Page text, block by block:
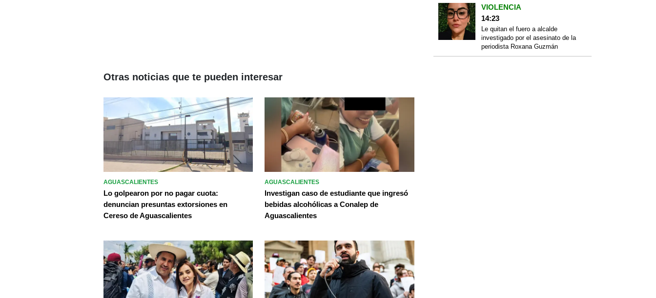
VIOLENCIA
14:23
Le quitan el fuero a alcalde
investigado por el asesinato de la
periodista Roxana Guzmán
Otras noticias que te pueden interesar
AGUASCALIENTES
Lo golpearon por no pagar cuota:
denuncian presuntas extorsiones en
Cereso de Aguascalientes
AGUASCALIENTES
Investigan caso de estudiante que ingresó
bebidas alcohólicas a Conalep de
Aguascalientes